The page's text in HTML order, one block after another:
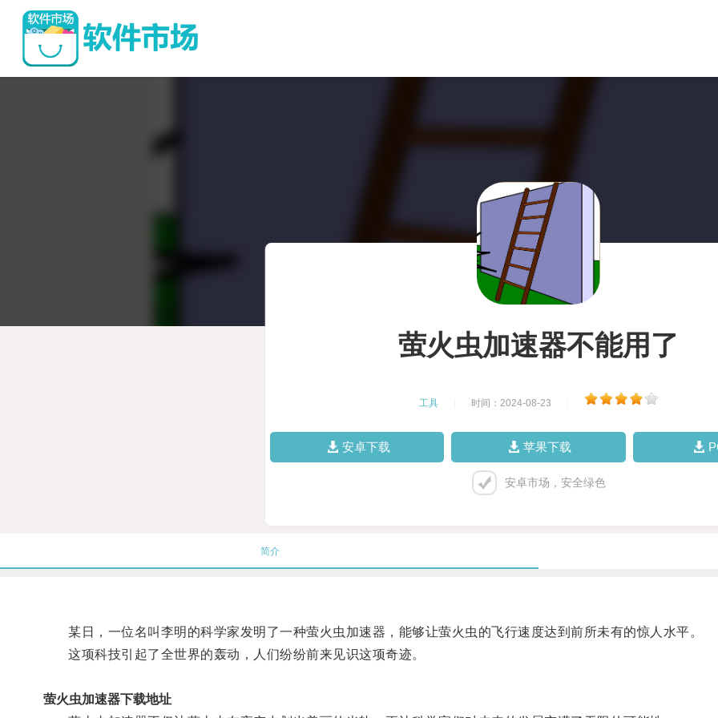
萤火虫加速器不能用了
工具 时间：2024-08-23
安卓下载 苹果下载
安卓市场，安全绿色
简介
某日，一位名叫李明的科学家发明了一种萤火虫加速器，能够让萤火虫的飞行速度达到前所未有的惊人水平。
这项科技引起了全世界的轰动，人们纷纷前来见识这项奇迹。
萤火虫加速器下载地址